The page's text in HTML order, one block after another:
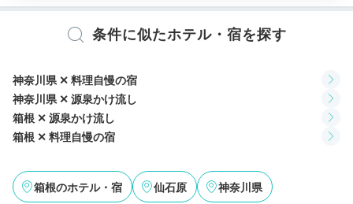
2日目
Onsen
07:00
朝日とともに
温泉で贅沢気分
条件に似たホテル・宿を探す
神奈川県 ✕ 料理自慢の宿
神奈川県 ✕ 源泉かけ流し
箱根 ✕ 源泉かけ流し
箱根 ✕ 料理自慢の宿
箱根のホテル・宿 仙石原 神奈川県